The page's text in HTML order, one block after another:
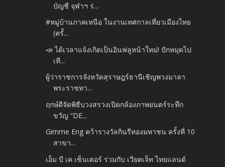
บัญชี จุฬาฯ ร่...
#หมู่บ้านภาคเหนือ ในงานเทศกาลเที่ยวเมืองไทย
(ครั้...
📣 ได้เวลาแจ้งเกิดเป็นอินฟลูหน้าใหม่! ปักหมุดไป
เที...
ผู้ว่าราชการจังหวัดสุราษฎร์ธานีเชิญพวงมาลา
พระราชทา...
ฤกษ์ดีจัดพิธีบวงสรวงเปิดกล้องภาพยนตร์ระทึก
ขวัญ “DE...
Gimme Eng คว้ารางวัลกินรีทองมหาชน ครั้งที่ 10
สาขา...
เอ็ม บี เค เซ็นเตอร์ ร่วมกับ เวียตเจ็ท ไทยแลนด์